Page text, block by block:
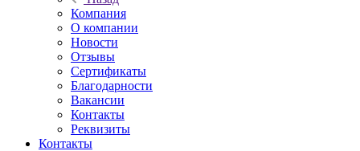
Компания
О компании
Новости
Отзывы
Сертификаты
Благодарности
Вакансии
Контакты
Реквизиты
Контакты